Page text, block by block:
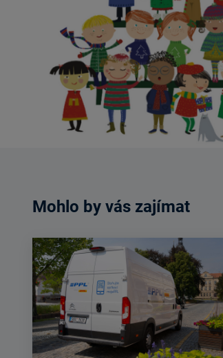
Mohlo by vás zajímat